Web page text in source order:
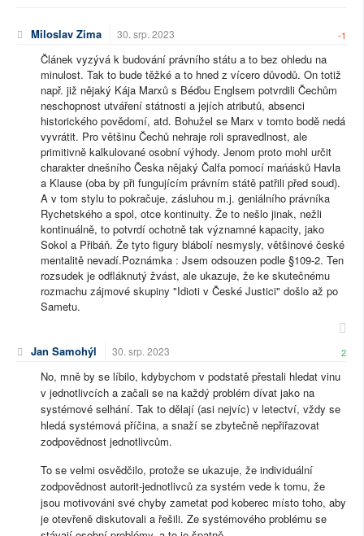
Miloslav Zima 30. srp. 2023 -1
Článek vyzývá k budování právního státu a to bez ohledu na
minulost. Tak to bude těžké a to hned z vícero důvodů. On totiž
např. již nějaký Kája Marxů s Béďou Englsem potvrdili Čechům
neschopnost utváření státnosti a jejích atributů, absenci
historického povědomí, atd. Bohužel se Marx v tomto bodě nedá
vyvrátit. Pro většinu Čechů nehraje roli spravedlnost, ale
primitivně kalkulované osobní výhody. Jenom proto mohl určit
charakter dnešního Česka nějaký Čalfa pomocí mańásků Havla
a Klause (oba by při fungujícím právním státě patřili před soud).
A v tom stylu to pokračuje, zásluhou m.j. geniálního právníka
Rychetského a spol, otce kontinuity. Že to nešlo jinak, nežli
kontinuálně, to potvrdí ochotně tak významné kapacity, jako
Sokol a Přibáň. Že tyto figury blábolí nesmysly, většinové české
mentalitě nevadí.Poznámka : Jsem odsouzen podle §109-2. Ten
rozsudek je odfláknutý žvást, ale ukazuje, že ke skutečnému
rozmachu zájmové skupiny "Idioti v České Justici" došlo až po
Sametu.
Jan Samohýl 30. srp. 2023 2
No, mně by se líbilo, kdybychom v podstatě přestali hledat vinu
v jednotlivcích a začali se na každý problém dívat jako na
systémové selhání. Tak to dělají (asi nejvíc) v letectví, vždy se
hledá systémová příčina, a snaží se zbytečně nepřiřazovat
zodpovědnost jednotlivcům.
To se velmi osvědčilo, protože se ukazuje, že individuální
zodpovědnost autorit-jednotlivců za systém vede k tomu, že
jsou motivováni své chyby zametat pod koberec místo toho, aby
je otevřeně diskutovali a řešili. Ze systémového problému se